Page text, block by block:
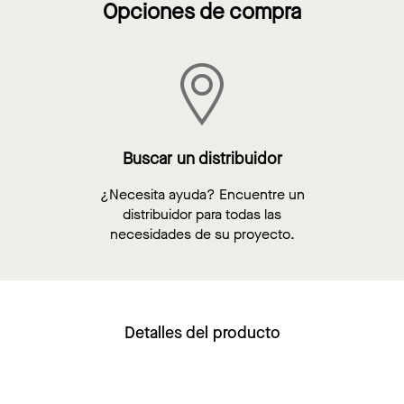
Opciones de compra
Buscar un distribuidor
¿Necesita ayuda? Encuentre un
distribuidor para todas las
necesidades de su proyecto.
Detalles del producto